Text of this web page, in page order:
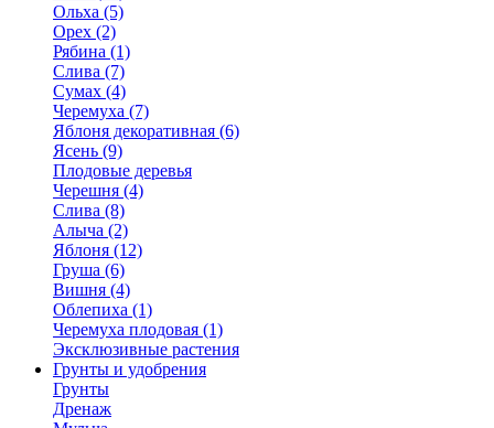
Ольха (5)
Орех (2)
Рябина (1)
Слива (7)
Сумах (4)
Черемуха (7)
Яблоня декоративная (6)
Ясень (9)
Плодовые деревья
Черешня (4)
Слива (8)
Алыча (2)
Яблоня (12)
Груша (6)
Вишня (4)
Облепиха (1)
Черемуха плодовая (1)
Эксклюзивные растения
Грунты и удобрения
Грунты
Дренаж